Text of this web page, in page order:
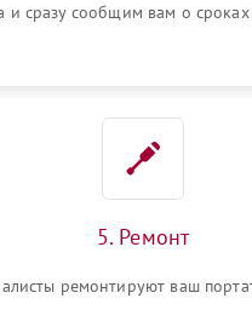
и сразу сообщим вам о
5. Ремонт
ремонтируют ваш